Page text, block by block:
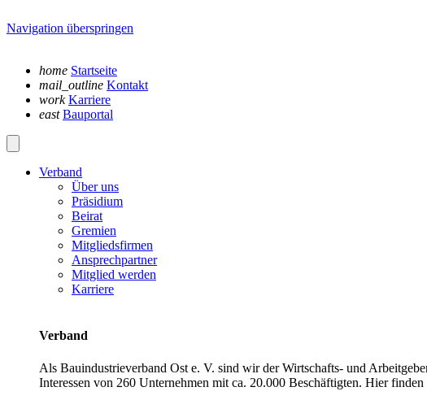
Navigation überspringen
home Startseite
mail_outline Kontakt
work Karriere
east Bauportal
Verband
Über uns
Präsidium
Beirat
Gremien
Mitgliedsfirmen
Ansprechpartner
Mitglied werden
Karriere
Verband
Als Bauindustrieverband Ost e. V. sind wir der Wirtschafts- und
Interessen von 260 Unternehmen mit ca. 20.000 Beschäftigten. Hier